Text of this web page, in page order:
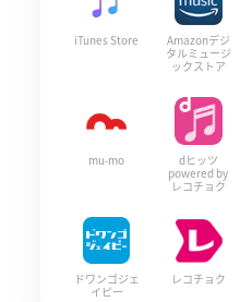
iTunes Store
Amazonデジ
タルミュージ
ックストア
mu-mo
dヒッツ
powered by
レコチョク
ドワンゴジェ
イピー
レコチョク